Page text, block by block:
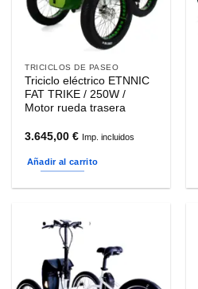
TRICICLOS DE PASEO
Triciclo eléctrico ETNNIC
FAT TRIKE / 250W /
Motor rueda trasera
3.645,00€ Imp. incluidos
Añadir al carrito